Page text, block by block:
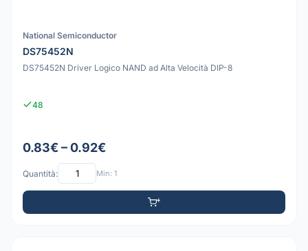
National Semiconductor
DS75452N
DS75452N Driver Logico NAND ad Alta Velocità DIP-8
48
0.83€ – 0.92€
Quantità: Min: 1